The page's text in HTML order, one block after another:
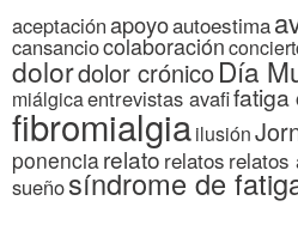
aceptaciónapoyoautoestima
cansanciocolaboración
dolordolor crónicoDía
miálgicaentrevistas avafifatiga
fibromialgiailusión
ponenciarelatorelatos relatos
sueñosíndrome de